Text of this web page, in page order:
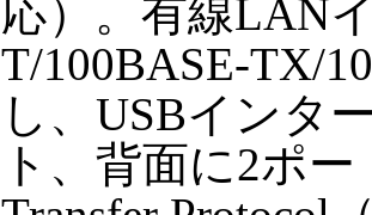
応）。有線LAN
T/100BASE-TX/
し、USBインタ
ト、背面に2ポ